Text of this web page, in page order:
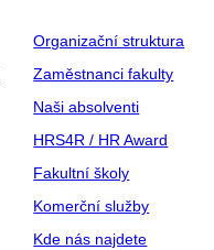
Organizační struktura
Zaměstnanci fakulty
Naši absolventi
HRS4R / HR Award
Fakultní školy
Komerční služby
Kde nás najdete